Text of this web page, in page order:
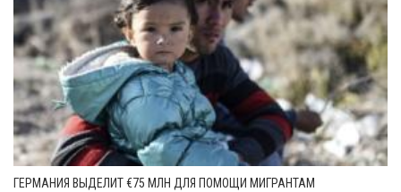
ГЕРМАНИЯ ВЫДЕЛИТ €75 МЛН ДЛЯ ПОМОЩИ МИГРАНТАМ